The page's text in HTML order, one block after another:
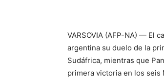
VARSOVIA (AFP-NA) — El
argentina su duelo de la
Sudáfrica, mientras que
primera victoria en los seis